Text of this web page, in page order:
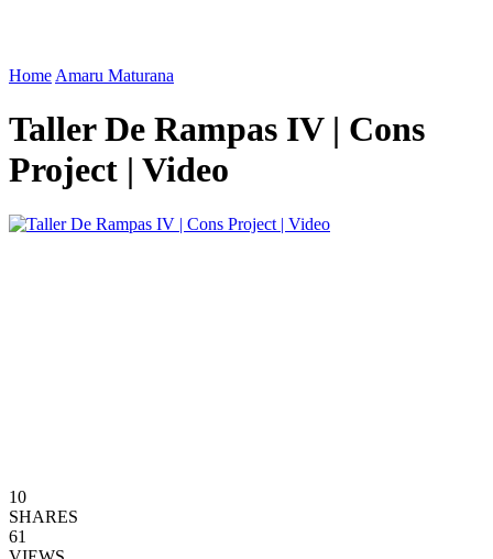
Home Amaru Maturana
Taller De Rampas IV | Cons
Project | Video
10
SHARES
61